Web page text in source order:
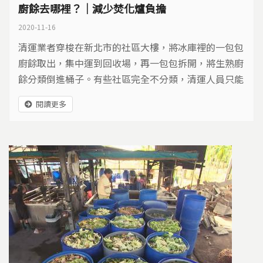
廚餘去哪裡？｜減少焚化爐負擔
2020-11-16
清運業者穿梭在新北市的社區大樓，將冰庫裡的一包包
廚餘取出，集中運到回收場，再一包包拆開，將生熟廚
餘分類倒進桶子。有些社區完全不分類，清運人員只能
一包包檢查，將廚餘挑出來，我們嫌棄的臭味，卻是他
們的日常。 想收到最新推播，加入我們的島line社群
閱讀更多